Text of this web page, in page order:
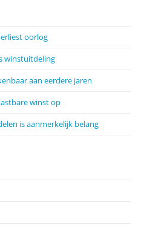
oorlog
winstuitdeling
aan eerdere jaren
winst op
is aanmerkelijk belang